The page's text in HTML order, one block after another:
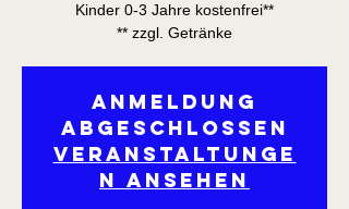
Kinder 0-3 Jahre kostenfrei**
** zzgl. Getränke
Anmeldung
abgeschlossen
Veranstaltunge
n ansehen